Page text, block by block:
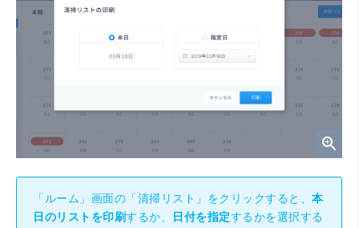
「ルーム」画面の「清掃リスト」をクリックすると、 本
日のリストを印刷するか、 日付を指定するかを選択する